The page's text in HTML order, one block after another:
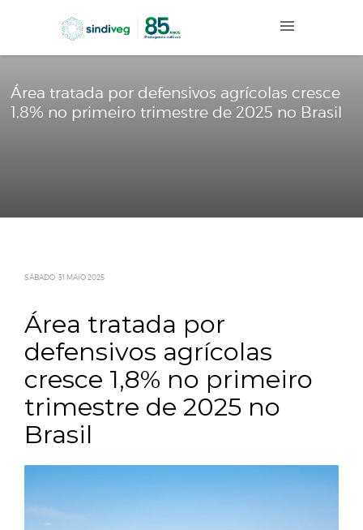
Área tratada por defensivos agrícolas
SÁBADO, 31 MAIO 2025
Área tratada por
defensivos agrícolas
cresce 1,8% no
trimestre de 2025 no
Brasil